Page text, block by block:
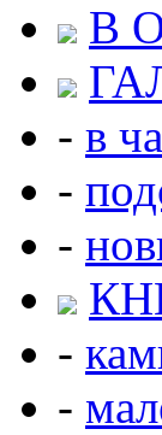
В
- в
-
-
-
-